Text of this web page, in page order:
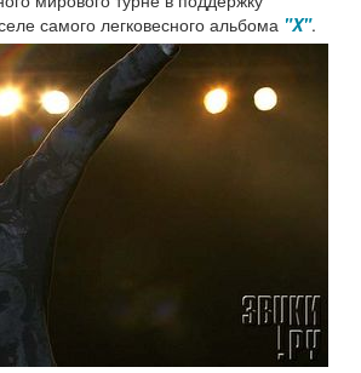
самого легковесного альбома "X".